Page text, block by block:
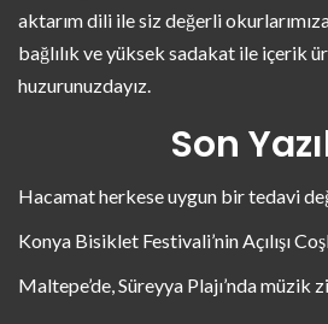
aktarım dili ile siz değerli
bağlılık ve yüksek sadakat ile içerik
huzurunuzdayız.
Son
Hacamat herkese uygun bir tedavi
Konya Bisiklet Festivali’nin Açılışı
Maltepe’de, Süreyya Plajı’nda müzik